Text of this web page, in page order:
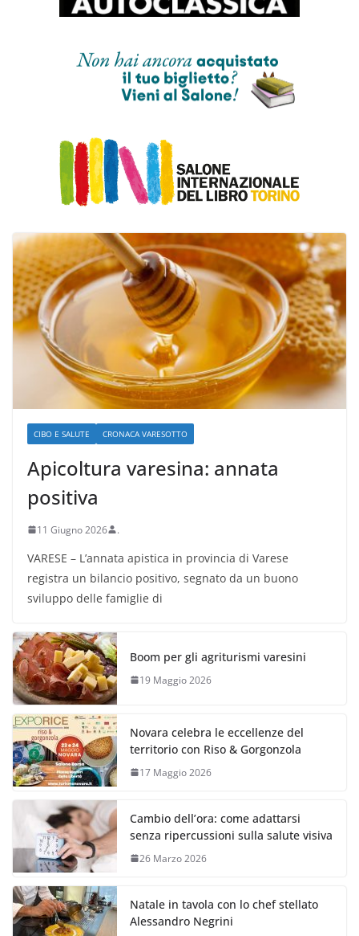
CIBO E SALUTE CRONACA VARESOTTO
Apicoltura varesina: annata
positiva
11 Giugno 2026 .
VARESE – L’annata apistica in provincia di Varese
registra un bilancio positivo, segnato da un buono
sviluppo delle famiglie di
Boom per gli agriturismi varesini
19 Maggio 2026
Novara celebra le eccellenze del
territorio con Riso & Gorgonzola
17 Maggio 2026
Cambio dell’ora: come adattarsi
senza ripercussioni sulla salute visiva
26 Marzo 2026
Natale in tavola con lo chef stellato
Alessandro Negrini